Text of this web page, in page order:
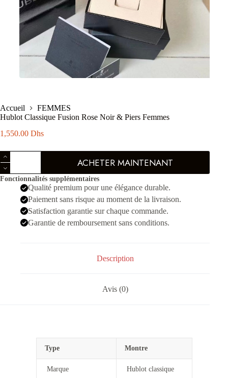
Accueil
FEMMES
Hublot Classique Fusion Rose Noir & Piers Femmes
1,550.00 Dhs
quantité
de
Hublot
Classique
Fusion
ACHETER MAINTENANT
Fonctionnalités supplémentaires
Qualité premium pour une élégance durable.
Paiement sans risque au moment de la livraison.
Satisfaction garantie sur chaque commande.
Garantie de remboursement sans conditions.
Description
Avis (0)
Type Montre
Marque Hublot classique